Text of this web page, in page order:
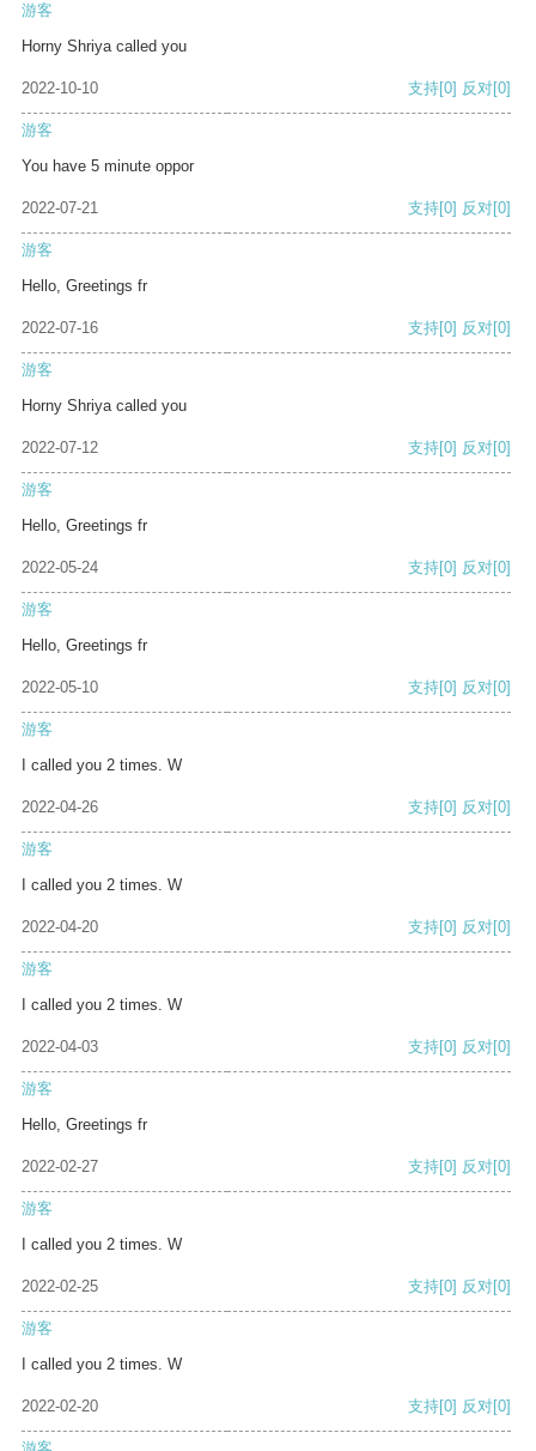
游客
Horny Shriya called you
2022-10-10 支持[0] 反对[0]
游客
You have 5 minute oppor
2022-07-21 支持[0] 反对[0]
游客
Hello, Greetings fr
2022-07-16 支持[0] 反对[0]
游客
Horny Shriya called you
2022-07-12 支持[0] 反对[0]
游客
Hello, Greetings fr
2022-05-24 支持[0] 反对[0]
游客
Hello, Greetings fr
2022-05-10 支持[0] 反对[0]
游客
I called you 2 times. W
2022-04-26 支持[0] 反对[0]
游客
I called you 2 times. W
2022-04-20 支持[0] 反对[0]
游客
I called you 2 times. W
2022-04-03 支持[0] 反对[0]
游客
Hello, Greetings fr
2022-02-27 支持[0] 反对[0]
游客
I called you 2 times. W
2022-02-25 支持[0] 反对[0]
游客
I called you 2 times. W
2022-02-20 支持[0] 反对[0]